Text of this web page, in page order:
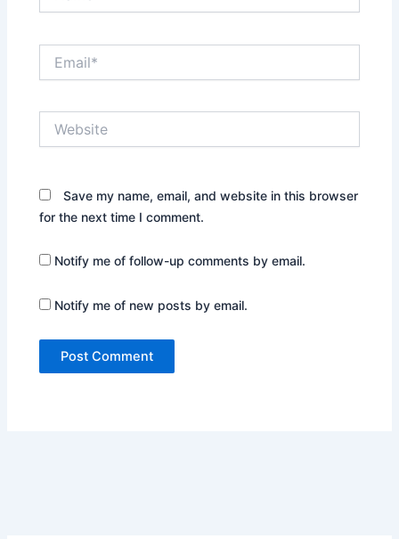
Save my name, email, and website in this browser
for the next time I comment.
Notify me of follow-up comments by email.
Notify me of new posts by email.